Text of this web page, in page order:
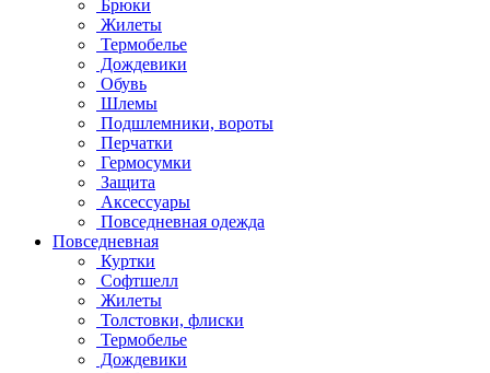
Брюки
Жилеты
Термобелье
Дождевики
Обувь
Шлемы
Подшлемники, вороты
Перчатки
Гермосумки
Защита
Аксессуары
Повседневная одежда
Повседневная
Куртки
Софтшелл
Жилеты
Толстовки, флиски
Термобелье
Дождевики